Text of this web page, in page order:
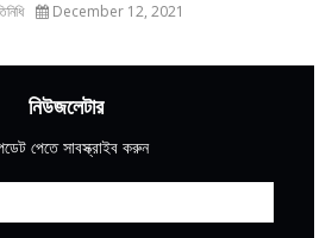
December 12, 2021
নিউজলেটার
পেতে সাবস্ক্রাইব করুন